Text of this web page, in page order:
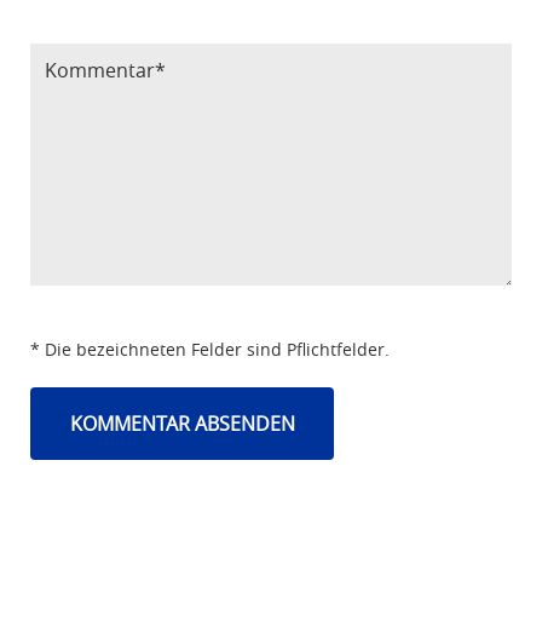
* Die bezeichneten Felder sind Pflichtfelder.